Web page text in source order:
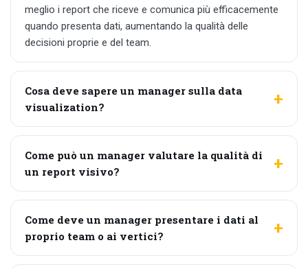
meglio i report che riceve e comunica più efficacemente
quando presenta dati, aumentando la qualità delle
decisioni proprie e del team.
Cosa deve sapere un manager sulla data
visualization?
Come può un manager valutare la qualità di
un report visivo?
Come deve un manager presentare i dati al
proprio team o ai vertici?